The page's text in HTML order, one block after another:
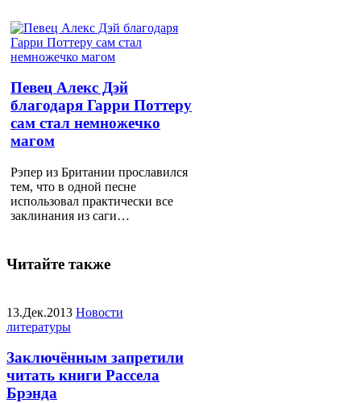
Певец Алекс Дэй
благодаря Гарри Поттеру
сам стал немножечко
магом
Рэпер из Британии прославился
тем, что в одной песне
использовал практически все
заклинания из саги…
Читайте также
13.Дек.2013 Новости
литературы
Заключённым запретили
читать книги Рассела
Брэнда